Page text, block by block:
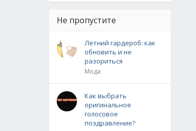
Не пропустите
Летний гардероб: как
обновить и не
разориться
Мода
Как выбрать
оригинальное
голосовое
поздравление?